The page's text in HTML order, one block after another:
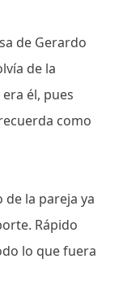
de Gerardo
de la
él, pues
como
la pareja ya
Rápido
lo que fuera